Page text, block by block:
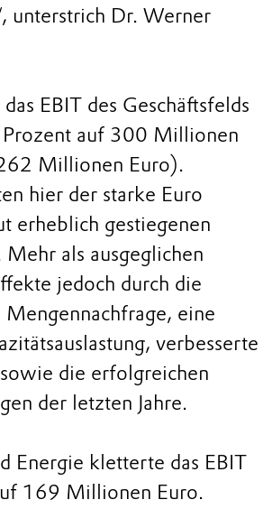
unterstrich Dr. Werner
EBIT des Geschäftsfelds
auf 300 Millionen
Millionen Euro).
hier der starke Euro
erheblich gestiegenen
als ausgeglichen
jedoch durch die
eine
verbesserte
die erfolgreichen
der letzten Jahre.
Energie kletterte das EBIT
169 Millionen Euro.